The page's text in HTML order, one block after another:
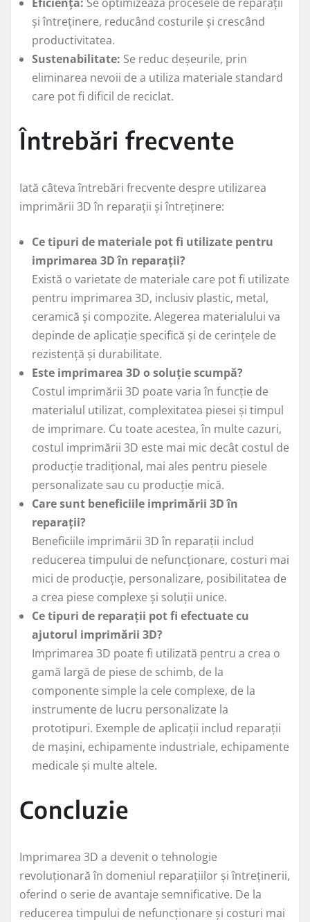
și întreținere, reducând costurile și crescând
productivitatea.
Sustenabilitate: Se reduc deșeurile, prin
eliminarea nevoii de a utiliza materiale standard
care pot fi dificil de reciclat.
Întrebări frecvente
Iată câteva întrebări frecvente despre utilizarea
imprimării 3D în reparații și întreținere:
Ce tipuri de materiale pot fi utilizate pentru
imprimarea 3D în reparații?
Există o varietate de materiale care pot fi utilizate
pentru imprimarea 3D, inclusiv plastic, metal,
ceramică și compozite. Alegerea materialului va
depinde de aplicație specifică și de cerințele de
rezistență și durabilitate.
Este imprimarea 3D o soluție scumpă?
Costul imprimării 3D poate varia în funcție de
materialul utilizat, complexitatea piesei și timpul
de imprimare. Cu toate acestea, în multe cazuri,
costul imprimării 3D este mai mic decât costul de
producție tradițional, mai ales pentru piesele
personalizate sau cu producție mică.
Care sunt beneficiile imprimării 3D în
reparații?
Beneficiile imprimării 3D în reparații includ
reducerea timpului de nefuncționare, costuri mai
mici de producție, personalizare, posibilitatea de
a crea piese complexe și soluții unice.
Ce tipuri de reparații pot fi efectuate cu
ajutorul imprimării 3D?
Imprimarea 3D poate fi utilizată pentru a crea o
gamă largă de piese de schimb, de la
componente simple la cele complexe, de la
instrumente de lucru personalizate la
prototipuri. Exemple de aplicații includ reparații
de mașini, echipamente industriale, echipamente
medicale și multe altele.
Concluzie
Imprimarea 3D a devenit o tehnologie
revoluționară în domeniul reparațiilor și întreținerii,
oferind o serie de avantaje semnificative. De la
reducerea timpului de nefuncționare și costuri mai